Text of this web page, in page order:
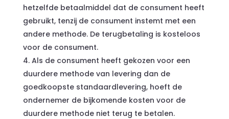
hetzelfde betaalmiddel dat de consument heeft
gebruikt, tenzij de consument instemt met een
andere methode. De terugbetaling is kosteloos
voor de consument.
Als de consument heeft gekozen voor een
duurdere methode van levering dan de
goedkoopste standaardlevering, hoeft de
ondernemer de bijkomende kosten voor de
duurdere methode niet terug te betalen.